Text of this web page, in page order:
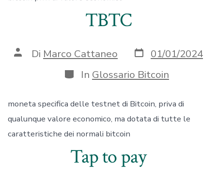
TBTC
Autore
articolo
Di Marco Cattaneo Data
articolo
01/01/2024
Categorie
In Glossario Bitcoin
moneta specifica delle testnet di Bitcoin, priva di
qualunque valore economico, ma dotata di tutte le
caratteristiche dei normali bitcoin
Tap to pay